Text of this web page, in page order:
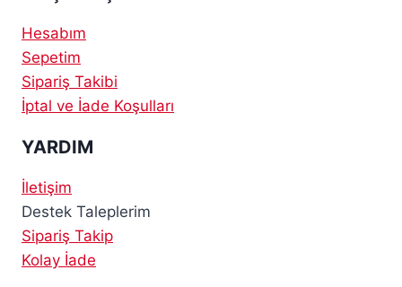
Hesabım
Sepetim
Sipariş Takibi
İptal ve İade Koşulları
YARDIM
İletişim
Destek Taleplerim
Sipariş Takip
Kolay İade